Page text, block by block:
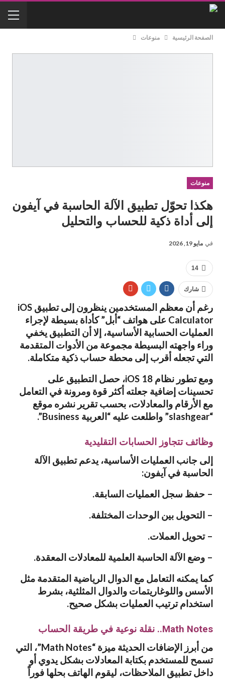
الصفحة الرئيسية منوعات
منوعات
هكذا تحوّل تطبيق الآلة الحاسبة في آيفون
إلى أداة ذكية للحساب والتحليل
في مايو 19, 2026
14
شارك
رغم أن معظم المستخدمين ينظرون إلى تطبيق iOS
Calculator على هواتف “أبل” كأداة بسيطة لإجراء
العمليات الحسابية الأساسية، إلا أن التطبيق يخفي
وراء واجهته البسيطة مجموعة من الأدوات المتقدمة
التي تجعله أقرب إلى محطة حساب ذكية متكاملة.
ومع تطور نظام iOS 18، حصل التطبيق على
تحسينات إضافية جعلته أكثر قوة ومرونة في التعامل
مع الأرقام والمعادلات، بحسب تقرير نشره موقع
“slashgear” واطلعت عليه “العربية Business”.
وظائف تتجاوز الحسابات التقليدية
إلى جانب العمليات الأساسية، يدعم تطبيق الآلة
الحاسبة في آيفون:
– حفظ سجل العمليات السابقة.
– التحويل بين الوحدات المختلفة.
– تحويل العملات.
– وضع الآلة الحاسبة العلمية للمعادلات المعقدة.
كما يمكنه التعامل مع الدوال الرياضية المتقدمة مثل
الأسس واللوغاريتمات والدوال المثلثية، بشرط
استخدام ترتيب العمليات بشكل صحيح.
Math Notes.. نقلة نوعية في طريقة الحساب
من أبرز الإضافات الحديثة ميزة “Math Notes”، التي
تسمح للمستخدم بكتابة المعادلات بشكل يدوي أو
داخل تطبيق الملاحظات، ليقوم الهاتف بحلها فوراً